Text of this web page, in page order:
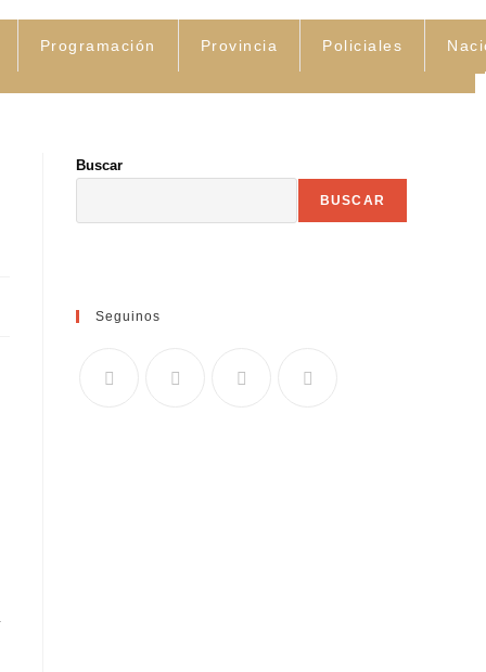
Programación Provincia Policiales
Buscar
BUSCAR
Seguinos